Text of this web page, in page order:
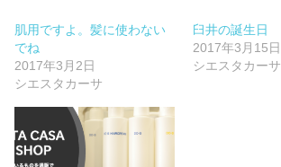
肌用ですよ。髪に使わない
でね
2017年3月2日
シエスタカーサ
臼井の誕生日
2017年3月15日
シエスタカーサ